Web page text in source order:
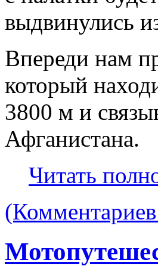
выдвинулись
Впереди нам
который
3800 м и
Афганистана.
Читать